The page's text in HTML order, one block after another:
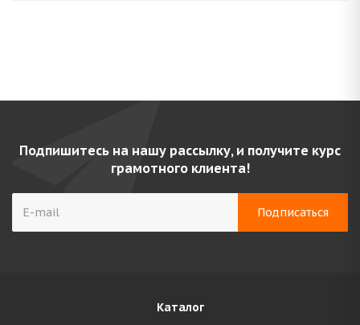
Подпишитесь на нашу рассылку, и получите курс
грамотного клиента!
Каталог